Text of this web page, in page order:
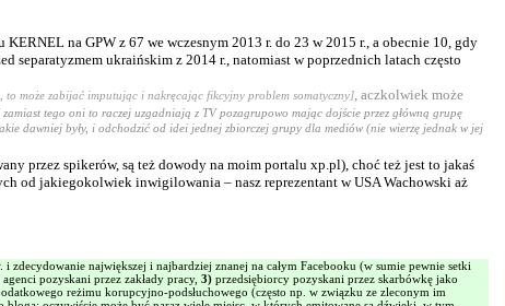
na GPW z 67 we wczesnym 2013 r. do 23 w 2015 r., a obecnie 10, gdy
separatyzmem ukraińskim z 2014 r., natomiast w poprzednich latach często
to może zabijać imputując i nakręcając fikcyjny problem somatyczny], aczkolwiek może
tego oni to raczej uzgadniają z TV pozagrupowo mając dojście przez główną grupę
dawniej były, i odchodzić od idei jednej zbiorczej grupy dla mediów (nie wierzę jednak w jej
przez spikerów, są też dowody na moim portalu xp.pl), choć też jest to jakaś
od jakiegokolwiek inwigilowania – nasz reprezentant w USA Wachowski aż
zdecydowanie największej i najbardziej znanej na całym Facebooku (w sumie pewnie setki
agenci pozyskani przez zakłady pracy, 3) przedsiębiorcy pozyskani przez skarbówkę jako
reżimu korupcyjno-podsłuchowego (często np. w związku ze zleconym im